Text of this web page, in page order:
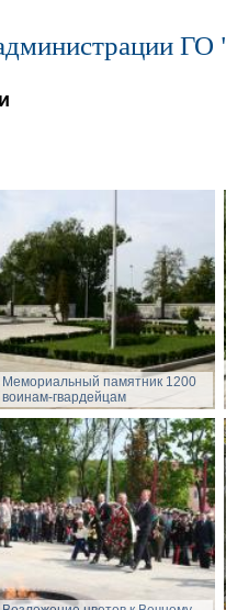
ГО
Мемориальный памятник 1200
воинам-гвардейцам